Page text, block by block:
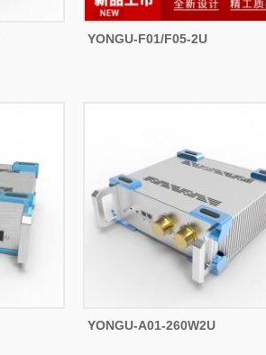
YONGU-F01/F05-2U
YONGU-A01-260W2U